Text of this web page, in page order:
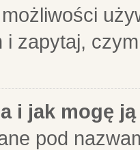
i zapytaj,
i jak mogę
pod